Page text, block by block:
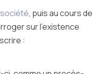
, puis au cours de
sur l'existence
: